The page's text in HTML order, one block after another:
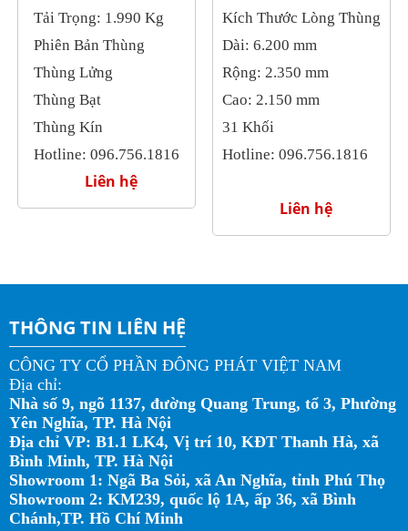
Tải Trọng: 1.990 Kg
Phiên Bản Thùng
Thùng Lửng
Thùng Bạt
Thùng Kín
Hotline: 096.756.1816
Liên hệ
Kích Thước Lòng Thùng
Dài: 6.200 mm
Rộng: 2.350 mm
Cao: 2.150 mm
31 Khối
Hotline: 096.756.1816
Liên hệ
THÔNG TIN LIÊN HỆ
CÔNG TY CỔ PHẦN ĐÔNG PHÁT VIỆT NAM
Địa chỉ:
Nhà số 9, ngõ 1137, đường Quang Trung, tổ 3, Phường
Yên Nghĩa, TP. Hà Nội
Địa chỉ VP: B1.1 LK4, Vị trí 10, KĐT Thanh Hà, xã
Bình Minh, TP. Hà Nội
Showroom 1: Ngã Ba Sỏi, xã An Nghĩa, tỉnh Phú Thọ
Showroom 2: KM239, quốc lộ 1A, ấp 36, xã Bình
Chánh,TP. Hồ Chí Minh